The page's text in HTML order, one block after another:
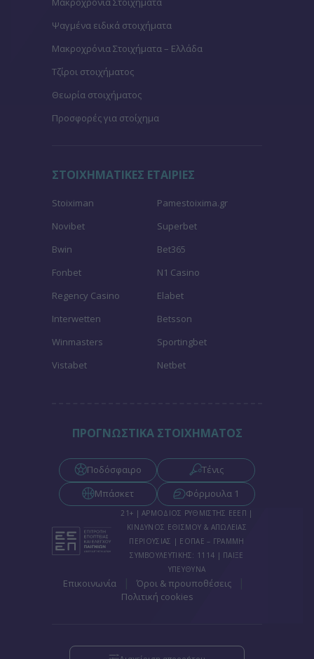
Ψαγμένα ειδικά στοιχήματα
Μακροχρόνια Στοιχήματα – Ελλάδα
Τζίροι στοιχήματος
Θεωρία στοιχήματος
Προσφορές για στοίχημα
ΣΤΟΙΧΗΜΑΤΙΚΕΣ ΕΤΑΙΡΙΕΣ
Stoiximan
Pamestoixima.gr
Novibet
Superbet
Bwin
Bet365
Fonbet
N1 Casino
Regency Casino
Elabet
Interwetten
Betsson
Winmasters
Sportingbet
Vistabet
Netbet
ΠΡΟΓΝΩΣΤΙΚΑ ΣΤΟΙΧΗΜΑΤΟΣ
Ποδόσφαιρο
Τένις
Μπάσκετ
Φόρμουλα 1
21+ | ΑΡΜΟΔΙΟΣ ΡΥΘΜΙΣΤΗΣ ΕΕΕΠ |
ΚΙΝΔΥΝΟΣ ΕΘΙΣΜΟΥ & ΑΠΩΛΕΙΑΣ
ΠΕΡΙΟΥΣΙΑΣ | ΕΟΠΑΕ – ΓΡΑΜΜΗ
ΣΥΜΒΟΥΛΕΥΤΙΚΗΣ: 1114 | ΠΑΙΞΕ
ΥΠΕΥΘΥΝΑ
Επικοινωνία Όροι & προυποθέσεις
Πολιτική cookies